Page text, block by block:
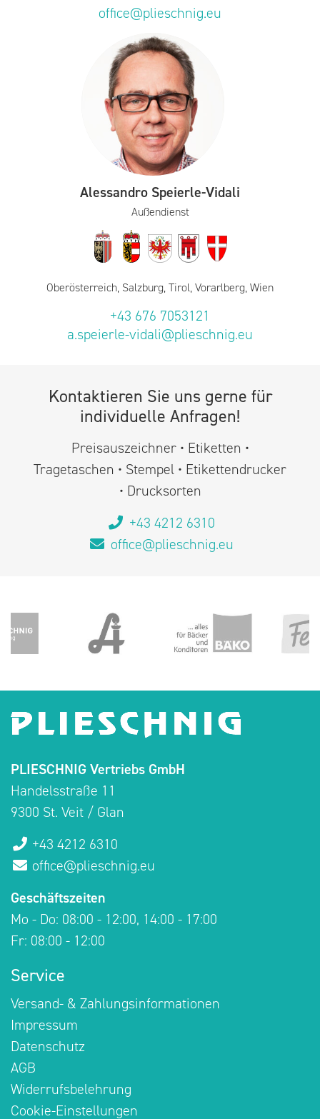
office@plieschnig.eu
Alessandro Speierle-Vidali
Außendienst
Oberösterreich, Salzburg, Tirol, Vorarlberg, Wien
+43 676 7053121
a.speierle-vidali@plieschnig.eu
Kontaktieren Sie uns gerne für
individuelle Anfragen!
Preisauszeichner • Etiketten •
Tragetaschen • Stempel • Etikettendrucker
• Drucksorten
+43 4212 6310
office@plieschnig.eu
PLIESCHNIG Vertriebs GmbH
Handelsstraße 11
9300 St. Veit / Glan
+43 4212 6310
office@plieschnig.eu
Geschäftszeiten
Mo - Do: 08:00 - 12:00, 14:00 - 17:00
Fr: 08:00 - 12:00
Service
Versand- & Zahlungsinformationen
Impressum
Datenschutz
AGB
Widerrufsbelehrung
Cookie-Einstellungen